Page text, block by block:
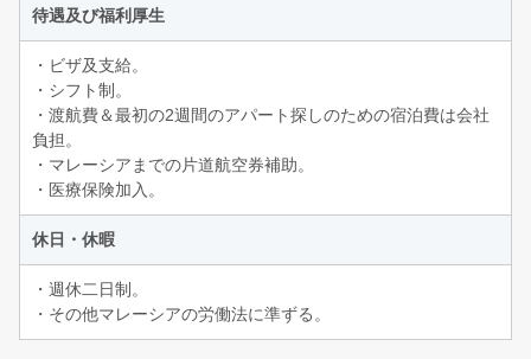
待遇及び福利厚生
・ビザ及支給。
・シフト制。
・渡航費＆最初の2週間のアパート探しのための宿泊費は会社
負担。
・マレーシアまでの片道航空券補助。
・医療保険加入。
休日・休暇
・週休二日制。
・その他マレーシアの労働法に準ずる。